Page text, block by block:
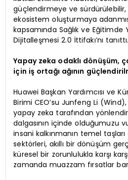
güçlendirmeye ve
ekosistem oluşturmaya adanmış
kapsamında Sağlık ve Eğitimde
Dijitalleşmesi 2.0 İttifakı’nı tanıttı.
Yapay zeka odaklı dönüşüm,
için iş ortağı ağının
Huawei Başkan Yardımcısı ve
Birimi CEO’su Junfeng Li (Wind),
yapay zeka tarafından
dalgasının içinde olduğumuzu
insani kalkınmanın temel
sektörleri, akıllı bir dönüşüm
küresel bir zorunlulukla karşı
zamanda muazzam fırsatlar